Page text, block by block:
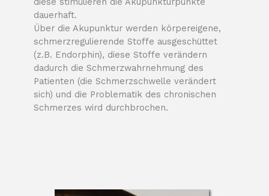
dauerhaft.
Über die Akupunktur werden körpereigene,
schmerzregulierende Stoffe ausgeschüttet
(z.B. Endorphin), diese Stoffe verändern
dadurch die Schmerzwahrnehmung des
Patienten (die Schmerzschwelle verändert
sich) und die Problematik des chronischen
Schmerzes wird durchbrochen.